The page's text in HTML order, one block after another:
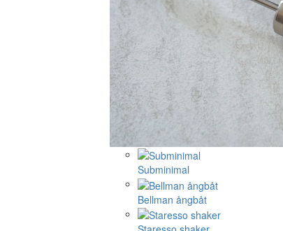
Subminimal
Bellman ångbåt